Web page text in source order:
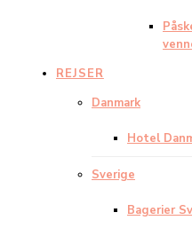
REJSER
Danmark
Hotel
Sverige
Bagerier